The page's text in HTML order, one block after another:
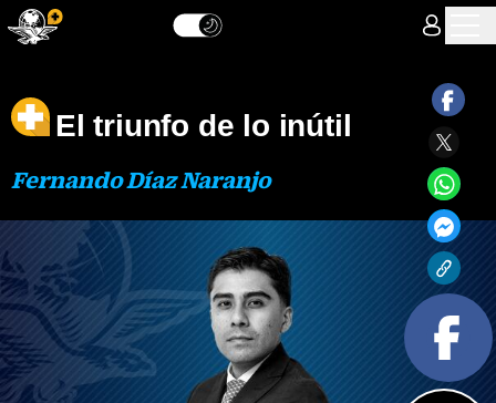
El triunfo de lo inútil
Fernando Díaz Naranjo